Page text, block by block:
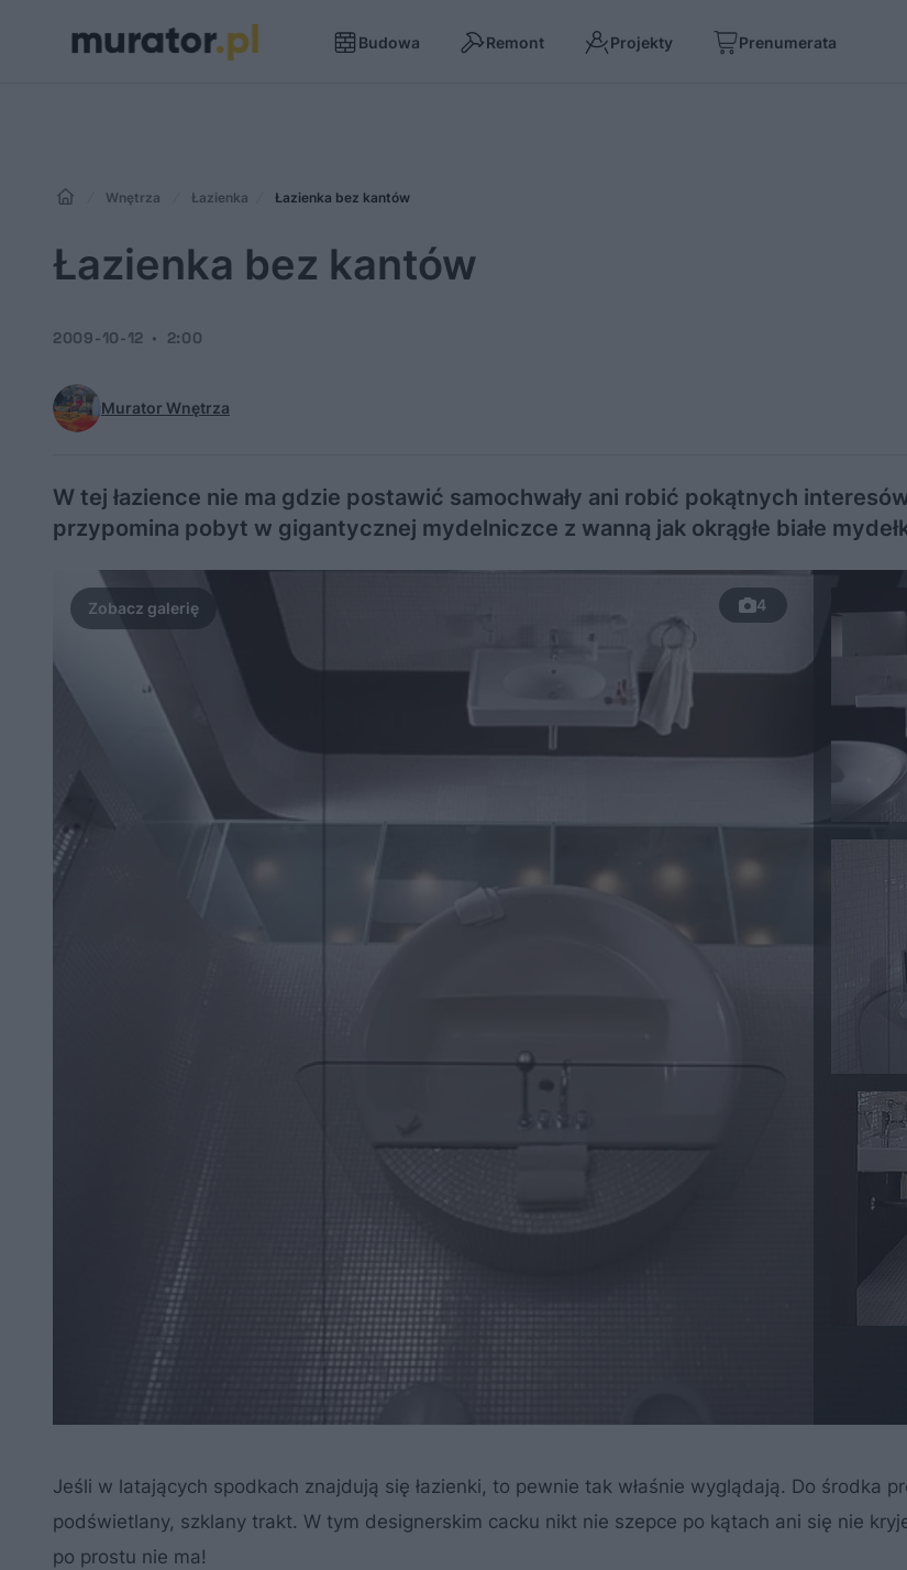
Budowa Remont Projekty Prenumerata
Wnętrza Łazienka Łazienka bez kantów
Łazienka bez kantów
Murator Wnętrza
2009-10-12 2:00
W tej łazience nie ma gdzie postawić samochwały ani robić pokątnych
przypomina pobyt w gigantycznej mydelniczce z wanną jak okrągłe białe
4
Jeśli w latających spodkach znajdują się łazienki, to pewnie tak właśnie wyglądają. Do środka
podświetlany, szklany trakt. W tym designerskim cacku nikt nie szepce po kątach ani się nie
po prostu nie ma!